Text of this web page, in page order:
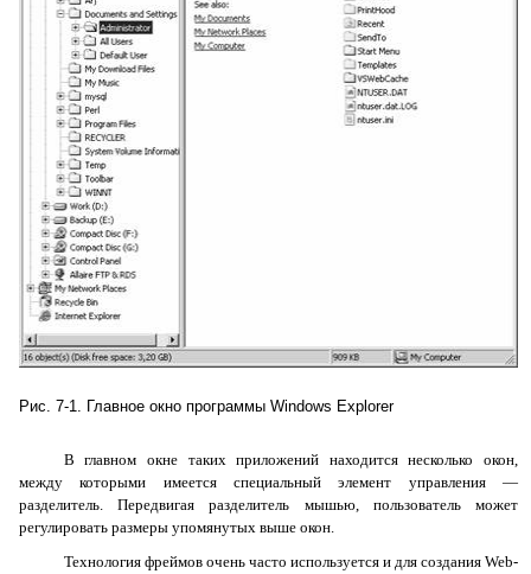
Рис. 7-1. Главное окно программы Windows Explorer
В главном окне таких приложений находится несколько окон,
между которыми имеется специальный элемент управления —
разделитель. Передвигая разделитель мышью, пользователь может
регулировать размеры упомянутых выше окон.
Технология фреймов очень часто используется и для создания Web-